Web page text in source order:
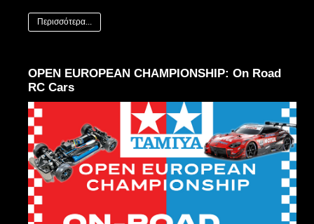
Περισσότερα...
ΟPEN EUROPEAN CHAMPIONSHIP: On Road
RC Cars